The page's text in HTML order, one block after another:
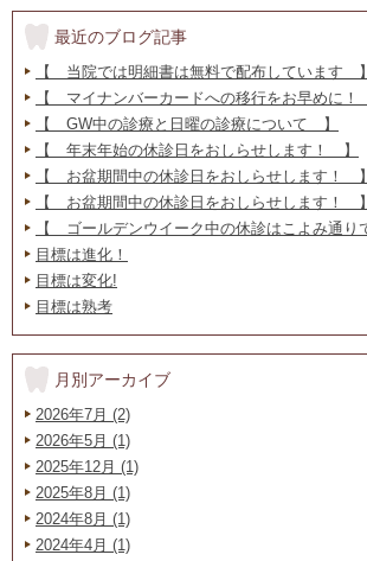
最近のブログ記事
【 当院では明細書は無料で配布しています 】
【 マイナンバーカードへの移行をお早めに！
【 GW中の診療と日曜の診療について 】
【 年末年始の休診日をおしらせします！ 】
【 お盆期間中の休診日をおしらせします！ 】
【 お盆期間中の休診日をおしらせします！ 】
【 ゴールデンウイーク中の休診はこよみ通り
目標は進化！
目標は変化!
目標は熟考
月別アーカイブ
2026年7月 (2)
2026年5月 (1)
2025年12月 (1)
2025年8月 (1)
2024年8月 (1)
2024年4月 (1)